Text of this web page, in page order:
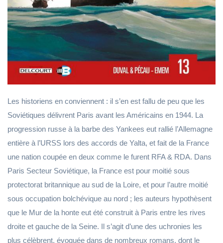
Les historiens en conviennent : il s’en est fallu de peu que les
Soviétiques délivrent Paris avant les Américains en 1944. La
progression russe à la barbe des Yankees eut rallié l’Allemagne
entière à l’URSS lors des accords de Yalta, et fait de la France
une nation coupée en deux comme le furent RFA & RDA. Dans
Paris Secteur Soviétique, la France est pour moitié sous
protectorat britannique au sud de la Loire, et pour l’autre moitié
sous occupation bolchévique au nord ; les auteurs hypothèsent
que le Mur de la honte eut été construit à Paris entre les rives
droite et gauche de la Seine. Il s’agit d’une des uchronies les
plus célèbrent, évoquée dans de nombreux romans, dont le